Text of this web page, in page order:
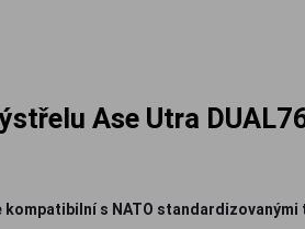
Ase Utra
kompatibilní s NATO standardizovanými